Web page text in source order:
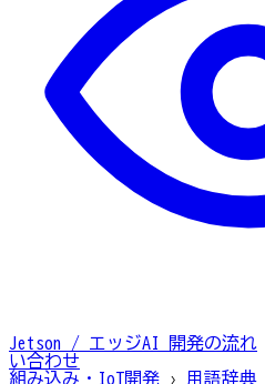
Jetson / エッジAI 開発の流れ
い合わせ
組み込み・IoT開発
› 用語辞典